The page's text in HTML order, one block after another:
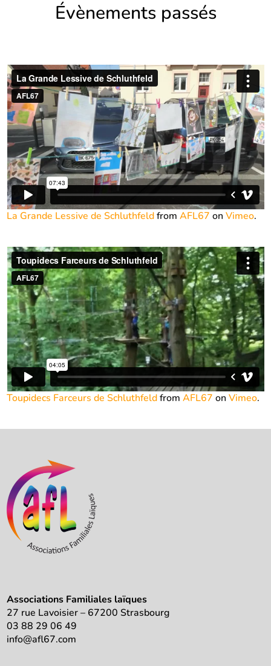
Évènements passés
La Grande Lessive de SchluthfeldfromAFL67 onVimeo.
Toupidecs Farceurs de SchluthfeldfromAFL67 onVimeo.
Associations Familiales laïques
27 rue Lavoisier – 67200 Strasbourg
03 88 29 06 49
info@afl67.com